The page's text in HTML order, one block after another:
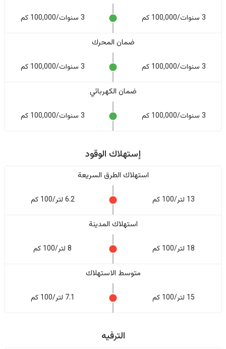
3 سنوات/100,000 كم 3 سنوات/100,000 كم
ضمان المحرك
3 سنوات/100,000 كم 3 سنوات/100,000 كم
ضمان الكهربائي
3 سنوات/100,000 كم 3 سنوات/100,000 كم
إستهلاك الوقود
استهلاك الطرق السريعة
13 لتر/100 كم 6.2 لتر/100 كم
استهلاك المدينة
18 لتر/100 كم 8 لتر/100 كم
متوسط الاستهلاك
15 لتر/100 كم 7.1 لتر/100 كم
الترفيه